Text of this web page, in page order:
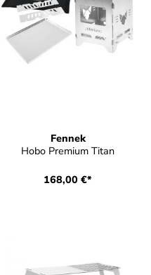
Fennek
Hobo Premium Titan
168,00 €*